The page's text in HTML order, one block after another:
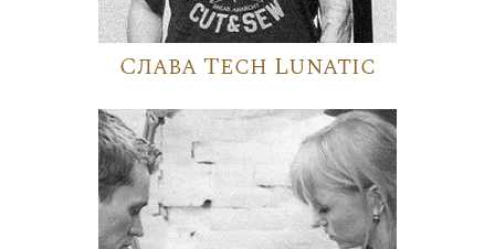
Слава Tech Lunatic